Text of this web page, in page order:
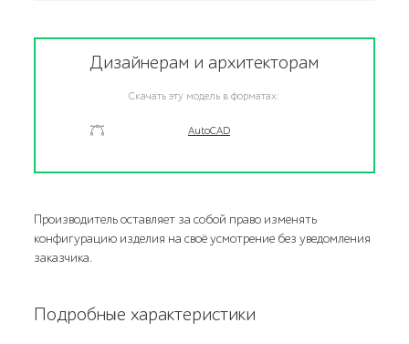
Дизайнерам и архитекторам
Скачать эту модель в форматах:
AutoCAD
Производитель оставляет за собой право изменять
конфигурацию изделия на своё усмотрение без уведомления
заказчика.
Подробные характеристики